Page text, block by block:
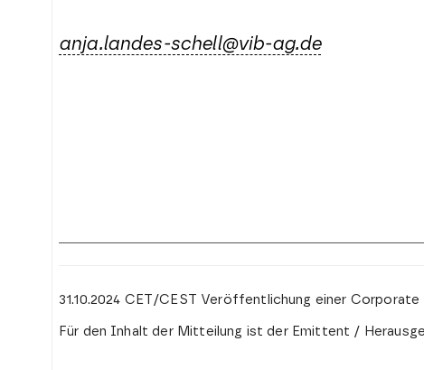
anja.landes-schell@vib-ag.de
31.10.2024 CET/CEST Veröffentlichung einer
Für den Inhalt der Mitteilung ist der Emittent /